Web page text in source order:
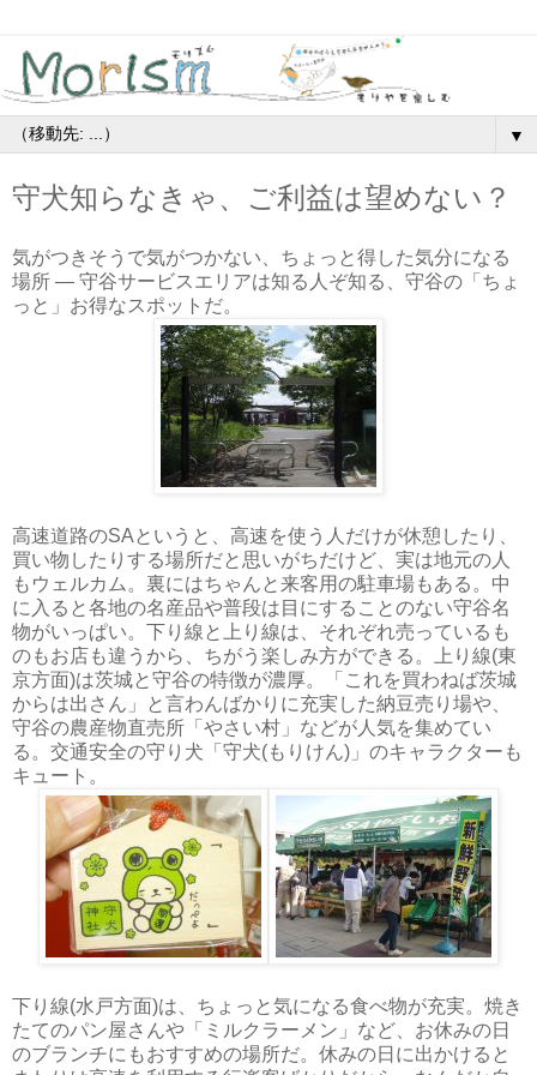
▼
守犬知らなきゃ、ご利益は望めない？
気がつきそうで気がつかない、ちょっと得した気分になる
場所 — 守谷サービスエリアは知る人ぞ知る、守谷の「ちょ
っと」お得なスポットだ。
高速道路のSAというと、高速を使う人だけが休憩したり、
買い物したりする場所だと思いがちだけど、実は地元の人
もウェルカム。裏にはちゃんと来客用の駐車場もある。中
に入ると各地の名産品や普段は目にすることのない守谷名
物がいっぱい。下り線と上り線は、それぞれ売っているも
のもお店も違うから、ちがう楽しみ方ができる。上り線(東
京方面)は茨城と守谷の特徴が濃厚。「これを買わねば茨城
からは出さん」と言わんばかりに充実した納豆売り場や
守谷の農産物直売所「やさい村」などが人気を集めてい
る。交通安全の守り犬「守犬(もりけん)」のキャラクターも
キュート。
下り線(水戸方面)は、ちょっと気になる食べ物が充実。焼き
たてのパン屋さんや「ミルクラーメン」など、お休みの日
のブランチにもおすすめの場所だ。休みの日に出かけると